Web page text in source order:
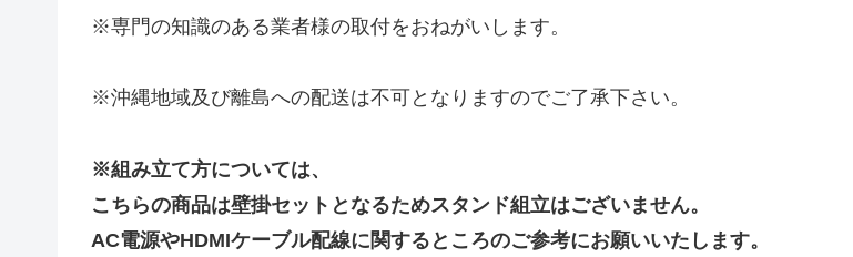
※専門の知識のある業者様の取付をおねがいします。
※沖縄地域及び離島への配送は不可となりますのでご了承下さい。
※組み立て方については、
こちらの商品は壁掛セットとなるためスタンド組立はございません。
AC電源やHDMIケーブル配線に関するところのご参考にお願いいたします。